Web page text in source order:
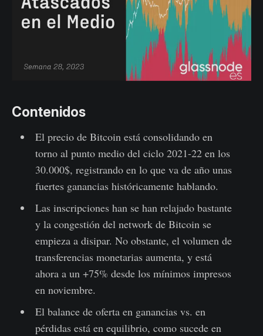
Contenidos
El precio de Bitcoin está consolidando en
torno al punto medio del ciclo 2021-22 en los
30.000$, registrando en lo que va de año unas
fuertes ganancias históricamente hablando.
Las inscripciones han se han relajado bastante
y la congestión del network de Bitcoin se
empieza a disipar. No obstante, el volumen de
transferencias monetarias aumenta, y está
ahora a un +75% desde los mínimos impresos
en noviembre.
El balance de oferta en ganancias vs. en
pérdidas está en equilibrio, como sucede en